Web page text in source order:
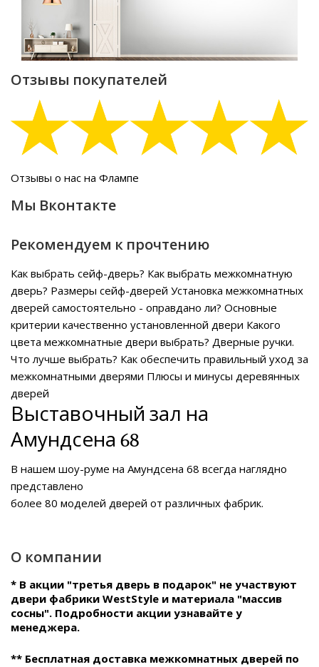
Отзывы покупателей
Отзывы о нас на Флампе
Мы Вконтакте
Рекомендуем к прочтению
Как выбрать сейф-дверь? Как выбрать межкомнатную
дверь? Размеры сейф-дверей Установка межкомнатных
дверей самостоятельно - оправдано ли? Основные
критерии качественно установленной двери Какого
цвета межкомнатные двери выбрать? Дверные ручки.
Что лучше выбрать? Как обеспечить правильный уход за
межкомнатными дверями Плюсы и минусы деревянных
дверей
Выставочный зал на
Амундсена 68
В нашем шоу-руме на Амундсена 68 всегда наглядно
представлено
более 80 моделей дверей от различных фабрик.
О компании
* В акции "третья дверь в подарок" не участвуют
двери фабрики WestStyle и материала "массив
сосны". Подробности акции узнавайте у
менеджера.
** Бесплатная доставка межкомнатных дверей по